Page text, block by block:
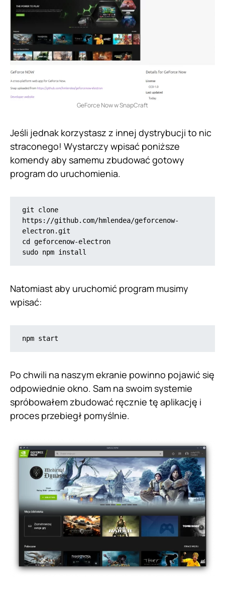
GeForce Now w SnapCraft
Jeśli jednak korzystasz z innej dystrybucji to nic
straconego! Wystarczy wpisać poniższe
komendy aby samemu zbudować gotowy
program do uruchomienia.
git clone
https://github.com/hmlendea/geforcenow-
electron.git
cd geforcenow-electron
sudo npm install
Natomiast aby uruchomić program musimy
wpisać:
npm start
Po chwili na naszym ekranie powinno pojawić się
odpowiednie okno. Sam na swoim systemie
spróbowałem zbudować ręcznie tę aplikację i
proces przebiegł pomyślnie.